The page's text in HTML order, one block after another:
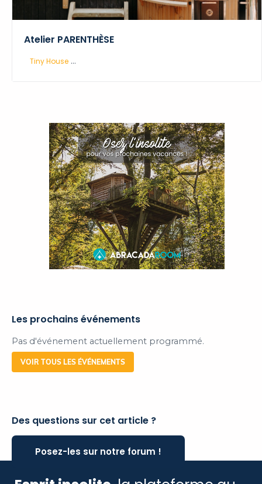
Atelier PARENTHÈSE
Tiny House ...
Les prochains événements
Pas d'événement actuellement programmé.
VOIR TOUS LES ÉVÉNEMENTS
Des questions sur cet article ?
Posez-les sur notre forum !